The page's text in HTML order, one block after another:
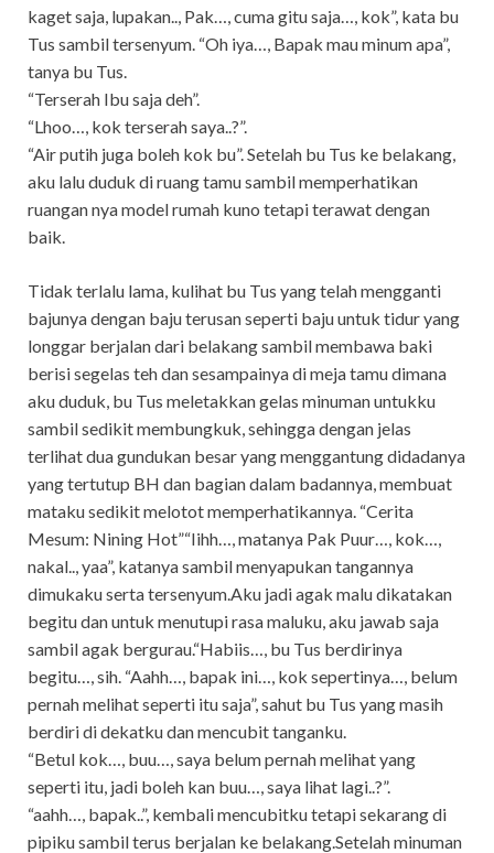
kaget saja, lupakan.., Pak…, cuma gitu saja…, kok”, kata bu
Tus sambil tersenyum. “Oh iya…, Bapak mau minum apa”,
tanya bu Tus.
“Terserah Ibu saja deh”.
“Lhoo…, kok terserah saya..?”.
“Air putih juga boleh kok bu”. Setelah bu Tus ke belakang,
aku lalu duduk di ruang tamu sambil memperhatikan
ruangan nya model rumah kuno tetapi terawat dengan
baik.
Tidak terlalu lama, kulihat bu Tus yang telah mengganti
bajunya dengan baju terusan seperti baju untuk tidur yang
longgar berjalan dari belakang sambil membawa baki
berisi segelas teh dan sesampainya di meja tamu dimana
aku duduk, bu Tus meletakkan gelas minuman untukku
sambil sedikit membungkuk, sehingga dengan jelas
terlihat dua gundukan besar yang menggantung didadanya
yang tertutup BH dan bagian dalam badannya, membuat
mataku sedikit melotot memperhatikannya. “Cerita
Mesum: Nining Hot”“Iihh…, matanya Pak Puur…, kok…,
nakal.., yaa”, katanya sambil menyapukan tangannya
dimukaku serta tersenyum.Aku jadi agak malu dikatakan
begitu dan untuk menutupi rasa maluku, aku jawab saja
sambil agak bergurau.“Habiis…, bu Tus berdirinya
begitu…, sih. “Aahh…, bapak ini…, kok sepertinya…, belum
pernah melihat seperti itu saja”, sahut bu Tus yang masih
berdiri di dekatku dan mencubit tanganku.
“Betul kok…, buu…, saya belum pernah melihat yang
seperti itu, jadi boleh kan buu…, saya lihat lagi..?”.
“aahh…, bapak..”, kembali mencubitku tetapi sekarang di
pipiku sambil terus berjalan ke belakang.Setelah minuman